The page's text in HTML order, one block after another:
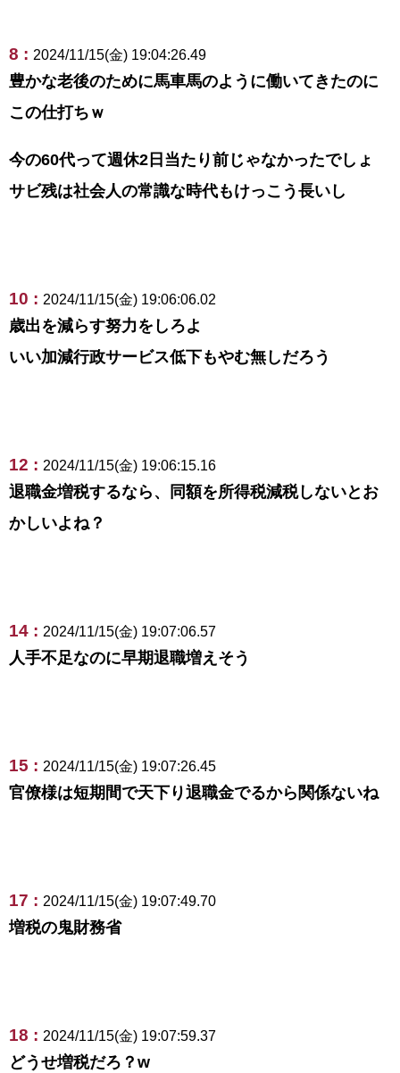
8 : 2024/11/15(金) 19:04:26.49
豊かな老後のために馬車馬のように働いてきたのに
この仕打ちｗ
今の60代って週休2日当たり前じゃなかったでしょ
サビ残は社会人の常識な時代もけっこう長いし
10 : 2024/11/15(金) 19:06:06.02
歳出を減らす努力をしろよ
いい加減行政サービス低下もやむ無しだろう
12 : 2024/11/15(金) 19:06:15.16
退職金増税するなら、同額を所得税減税しないとお
かしいよね？
14 : 2024/11/15(金) 19:07:06.57
人手不足なのに早期退職増えそう
15 : 2024/11/15(金) 19:07:26.45
官僚様は短期間で天下り退職金でるから関係ないね
17 : 2024/11/15(金) 19:07:49.70
増税の鬼財務省
18 : 2024/11/15(金) 19:07:59.37
どうせ増税だろ？w